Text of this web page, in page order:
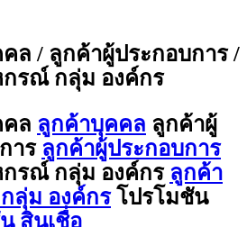
ล / ลูกค้าผู้ประกอบการ /
รณ์ กลุ่ม องค์กร
ล ลูกค้าบุคคล ลูกค้าผู้
าร ลูกค้าผู้ประกอบการ
รณ์ กลุ่ม องค์กร ลูกค้า
ลุ่ม องค์กร โปรโมชัน
สินเชื่อ